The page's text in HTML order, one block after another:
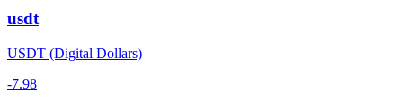
usdt
USDT (Digital Dollars)
-7.98